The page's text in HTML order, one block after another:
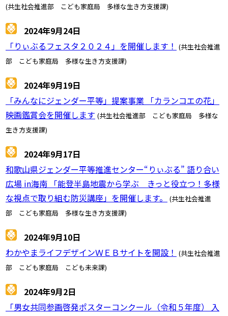
(共生社会推進部 こども家庭局 多様な生き方支援課)
2024年9月24日
「りぃぶるフェスタ２０２４」を開催します！ (共生社会推進
部 こども家庭局 多様な生き方支援課)
2024年9月19日
「みんなにジェンダー平等」提案事業 「カランコエの花」
映画鑑賞会を開催します (共生社会推進部 こども家庭局 多様な
生き方支援課)
2024年9月17日
和歌山県ジェンダー平等推進センター“りぃぶる” 語り合い
広場 in海南 「能登半島地震から学ぶ きっと役立つ！多様
な視点で取り組む防災講座」を開催します。
(共生社会推進
部 こども家庭局 多様な生き方支援課)
2024年9月10日
わかやまライフデザインＷＥＢサイトを開設！ (共生社会推進
部 こども家庭局 こども未来課)
2024年9月2日
「男女共同参画啓発ポスターコンクール（令和５年度） 入